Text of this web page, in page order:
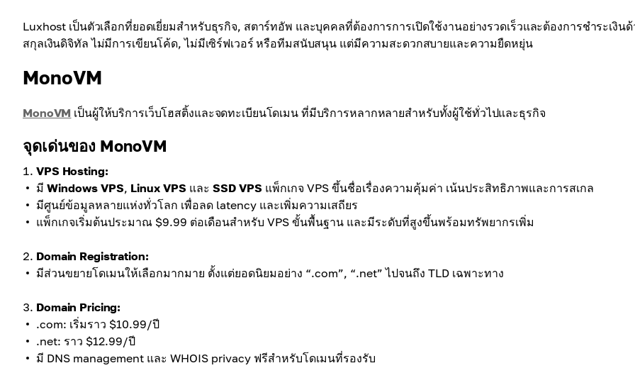
Luxhost เป็นตัวเลือกที่ยอดเยี่ยมสำหรับธุรกิจ, สตาร์ทอัพ และบุคคลที่ต้องการการเปิดใช้งานอย่างรวดเร็วและต้องการชำระเงินด้
สกุลเงินดิจิทัล ไม่มีการเขียนโค้ด, ไม่มีเซิร์ฟเวอร์ หรือทีมสนับสนุน แต่มีความสะดวกสบายและความยืดหยุ่น
MonoVM
MonoVM เป็นผู้ให้บริการเว็บโฮสติ้งและจดทะเบียนโดเมน ที่มีบริการหลากหลายสำหรับทั้งผู้ใช้ทั่วไปและธุรกิจ
จุดเด่นของ MonoVM
VPS Hosting:
มี Windows VPS, Linux VPS และ SSD VPS แพ็กเกจ VPS ขึ้นชื่อเรื่องความคุ้มค่า เน้นประสิทธิภาพและการสเกล
มีศูนย์ข้อมูลหลายแห่งทั่วโลก เพื่อลด latency และเพิ่มความเสถียร
แพ็กเกจเริ่มต้นประมาณ $9.99 ต่อเดือนสำหรับ VPS ขั้นพื้นฐาน และมีระดับที่สูงขึ้นพร้อมทรัพยากรเพิ่ม
Domain Registration:
มีส่วนขยายโดเมนให้เลือกมากมาย ตั้งแต่ยอดนิยมอย่าง “.com”, “.net” ไปจนถึง TLD เฉพาะทาง
Domain Pricing:
.com: เริ่มราว $10.99/ปี
.net: ราว $12.99/ปี
มี DNS management และ WHOIS privacy ฟรีสำหรับโดเมนที่รองรับ